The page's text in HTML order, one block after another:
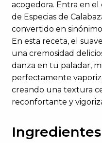
acogedora. Entra en
de Especias de
convertido en
En esta receta, el
una cremosidad
danza en tu paladar,
perfectamente
creando una textura
reconfortante y
Ingredientes